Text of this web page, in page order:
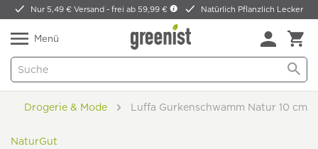
Nur 5,49 € Versand -frei ab 59,99 € Natürlich Pflanzlich Lecker
Menü
Drogerie & Mode Luffa Gurkenschwamm Natur 10 cm
NaturGut